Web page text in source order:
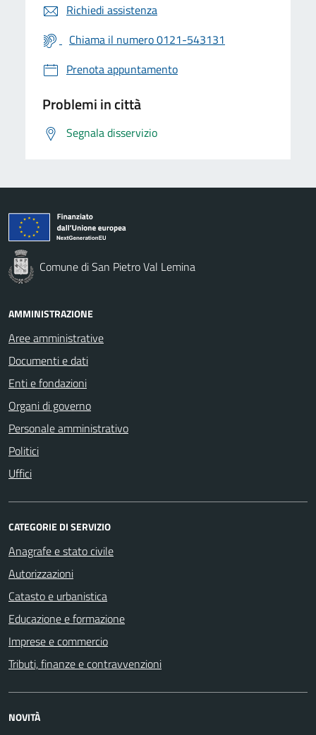
Richiedi assistenza
Chiama il numero 0121-543131
Prenota appuntamento
Problemi in città
Segnala disservizio
Comune di San Pietro Val Lemina
AMMINISTRAZIONE
Aree amministrative
Documenti e dati
Enti e fondazioni
Organi di governo
Personale amministrativo
Politici
Uffici
CATEGORIE DI SERVIZIO
Anagrafe e stato civile
Autorizzazioni
Catasto e urbanistica
Educazione e formazione
Imprese e commercio
Tributi, finanze e contravvenzioni
NOVITÀ